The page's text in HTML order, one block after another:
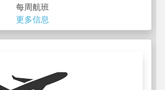
每周航班
更多信息